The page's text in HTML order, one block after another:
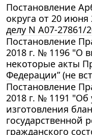
Постановление
округа от 20 июня
делу N А07-27861/
Постановление
2018 г. № 1196 "О
некоторые акты
Федерации” (не
Постановление
2018 г. № 1191
изготовления
государственной
гражданского